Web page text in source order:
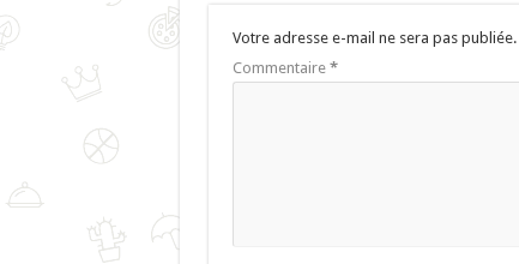
Votre adresse e-mail ne sera pas publiée.
Commentaire *